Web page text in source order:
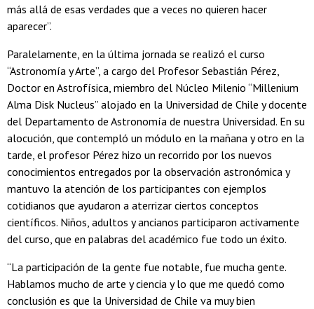
más allá de esas verdades que a veces no quieren hacer
aparecer”.
Paralelamente, en la última jornada se realizó el curso
“Astronomía y Arte”, a cargo del Profesor Sebastián Pérez,
Doctor en Astrofísica, miembro del Núcleo Milenio “Millenium
Alma Disk Nucleus” alojado en la Universidad de Chile y docente
del Departamento de Astronomía de nuestra Universidad. En su
alocución, que contempló un módulo en la mañana y otro en la
tarde, el profesor Pérez hizo un recorrido por los nuevos
conocimientos entregados por la observación astronómica y
mantuvo la atención de los participantes con ejemplos
cotidianos que ayudaron a aterrizar ciertos conceptos
científicos. Niños, adultos y ancianos participaron activamente
del curso, que en palabras del académico fue todo un éxito.
“La participación de la gente fue notable, fue mucha gente.
Hablamos mucho de arte y ciencia y lo que me quedó como
conclusión es que la Universidad de Chile va muy bien